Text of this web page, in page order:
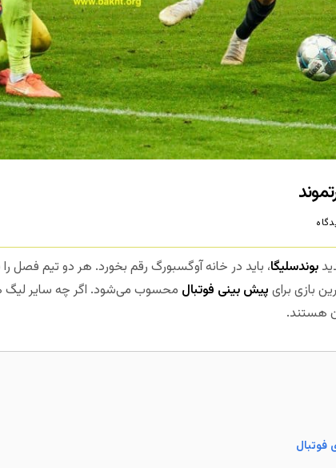
بوندسلیگا، باید در خانه آوگسبورگ رقم بخورد. هر دو تیم فصل
بازی برای پیش بینی فوتبال محسوب می‌شود. اگر چه سایر لیگ
هستند.
فوتبال